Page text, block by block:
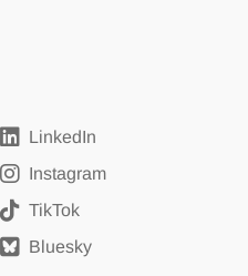
LinkedIn
Instagram
TikTok
Bluesky